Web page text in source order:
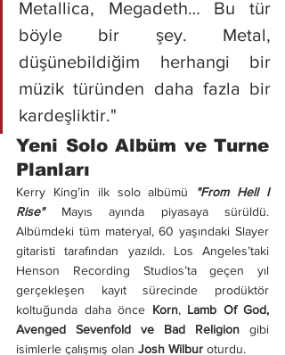
Metallica, Megadeth… Bu tür
böyle bir şey. Metal,
düşünebildiğim herhangi bir
müzik türünden daha fazla bir
kardeşliktir."
Yeni Solo Albüm ve Turne
Planları
Kerry King’in ilk solo albümü
"From Hell I
Rise" Mayıs ayında piyasaya sürüldü.
Albümdeki tüm materyal, 60 yaşındaki Slayer
gitaristi tarafından yazıldı. Los Angeles’taki
Henson Recording Studios’ta geçen yıl
gerçekleşen kayıt sürecinde prodüktör
koltuğunda daha önce Korn, Lamb Of God,
Avenged Sevenfold ve Bad Religion gibi
isimlerle çalışmış olan Josh Wilbur oturdu.